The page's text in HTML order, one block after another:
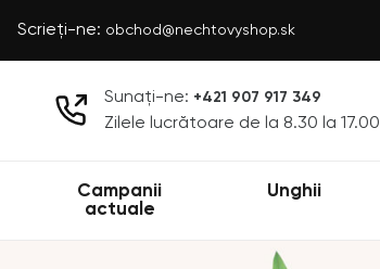
Scrieți-ne: obchod@nechtovyshop.sk
Sunați-ne: +421 907 917 349
Zilele lucrătoare de la 8.30 la 17.00
Campanii
actuale
Unghii